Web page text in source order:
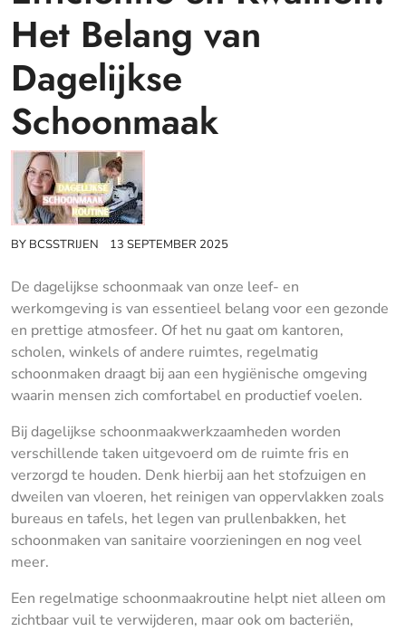
Het Belang van
Dagelijkse
Schoonmaak
BY BCSSTRIJEN 13 SEPTEMBER 2025
De dagelijkse schoonmaak van onze leef- en
werkomgeving is van essentieel belang voor een gezonde
en prettige atmosfeer. Of het nu gaat om kantoren,
scholen, winkels of andere ruimtes, regelmatig
schoonmaken draagt bij aan een hygiënische omgeving
waarin mensen zich comfortabel en productief voelen.
Bij dagelijkse schoonmaakwerkzaamheden worden
verschillende taken uitgevoerd om de ruimte fris en
verzorgd te houden. Denk hierbij aan het stofzuigen en
dweilen van vloeren, het reinigen van oppervlakken zoals
bureaus en tafels, het legen van prullenbakken, het
schoonmaken van sanitaire voorzieningen en nog veel
meer.
Een regelmatige schoonmaakroutine helpt niet alleen om
zichtbaar vuil te verwijderen, maar ook om bacteriën,